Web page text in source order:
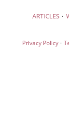
ARTICLES ·
Privacy Policy·